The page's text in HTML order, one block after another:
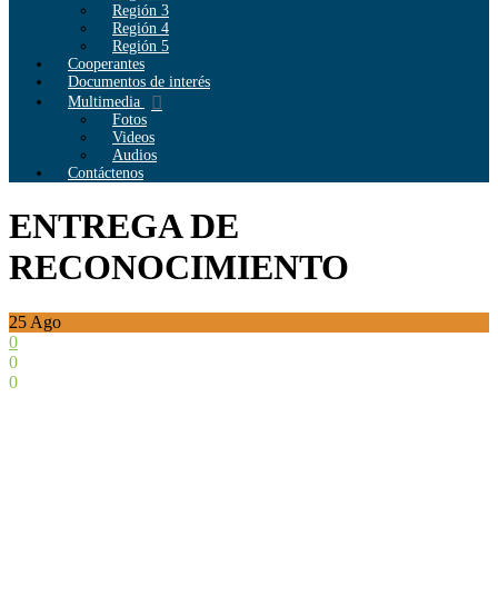
Región 3
Región 4
Región 5
Cooperantes
Documentos de interés
Multimedia
Fotos
Videos
Audios
Contáctenos
ENTREGA DE
RECONOCIMIENTO
25 Ago
0
0
0